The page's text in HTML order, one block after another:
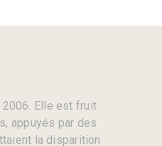
2006. Elle est fruit
appuyés par des
la disparition